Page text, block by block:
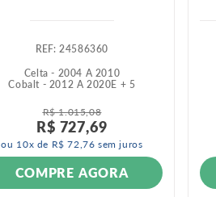
:24586360
Celta - 2004 A 2010
Cobalt - 2012 A 2020E + 5
R$ 1.015,08
R$ 727,69
ou 10x de R$ 72 ,76 sem juros
COMPRE AGORA